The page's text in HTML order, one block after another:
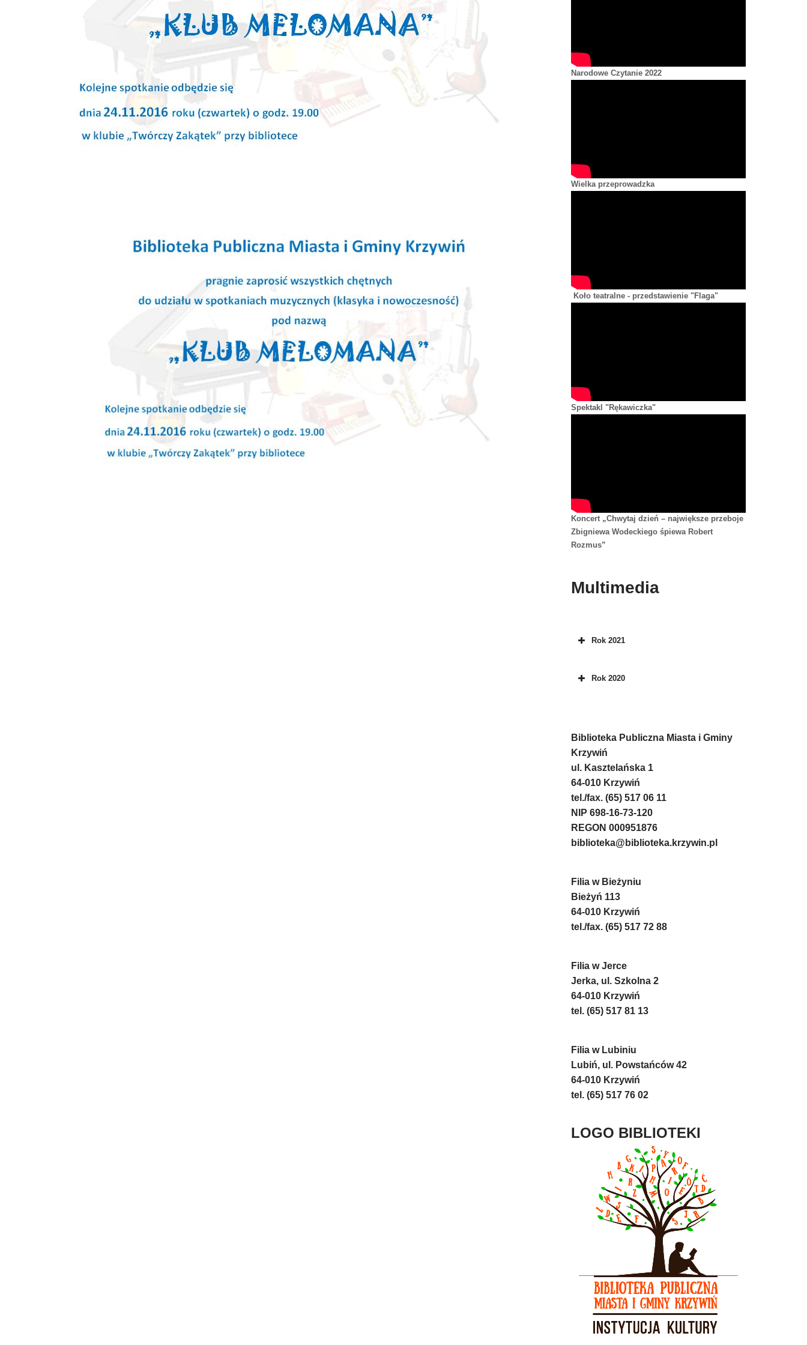
Narodowe Czytanie 2022
Wielka przeprowadzka
Koło teatralne - przedstawienie "Flaga"
Spektakl "Rękawiczka"
Koncert „Chwytaj dzień – największe przeboje
Zbigniewa Wodeckiego śpiewa Robert
Rozmus”
Multimedia
Rok 2021
Rok 2020
Biblioteka Publiczna Miasta i Gminy
Krzywiń
ul. Kasztelańska 1
64-010 Krzywiń
tel./fax. (65) 517 06 11
NIP 698-16-73-120
REGON 000951876
biblioteka@biblioteka.krzywin.pl
Filia w Bieżyniu
Bieżyń 113
64-010 Krzywiń
tel./fax. (65) 517 72 88
Filia w Jerce
Jerka, ul. Szkolna 2
64-010 Krzywiń
tel. (65) 517 81 13
Filia w Lubiniu
Lubiń, ul. Powstańców 42
64-010 Krzywiń
tel. (65) 517 76 02
LOGO BIBLIOTEKI